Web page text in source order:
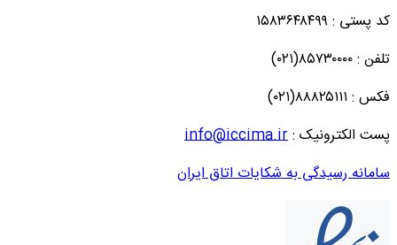
کد پستی : ۱۵۸۳۶۴۸۴۹۹
تلفن : ۸۵۷۳۰۰۰۰(۰۲۱)
فکس : ۸۸۸۲۵۱۱۱(۰۲۱)
پست الکترونیک :info@iccima.ir
سامانه رسیدگی به شکایات اتاق ایران